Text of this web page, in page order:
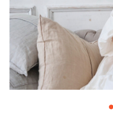
ヘアメイク・美容部員
ネイリスト
講師・インストラクター
雇用形態